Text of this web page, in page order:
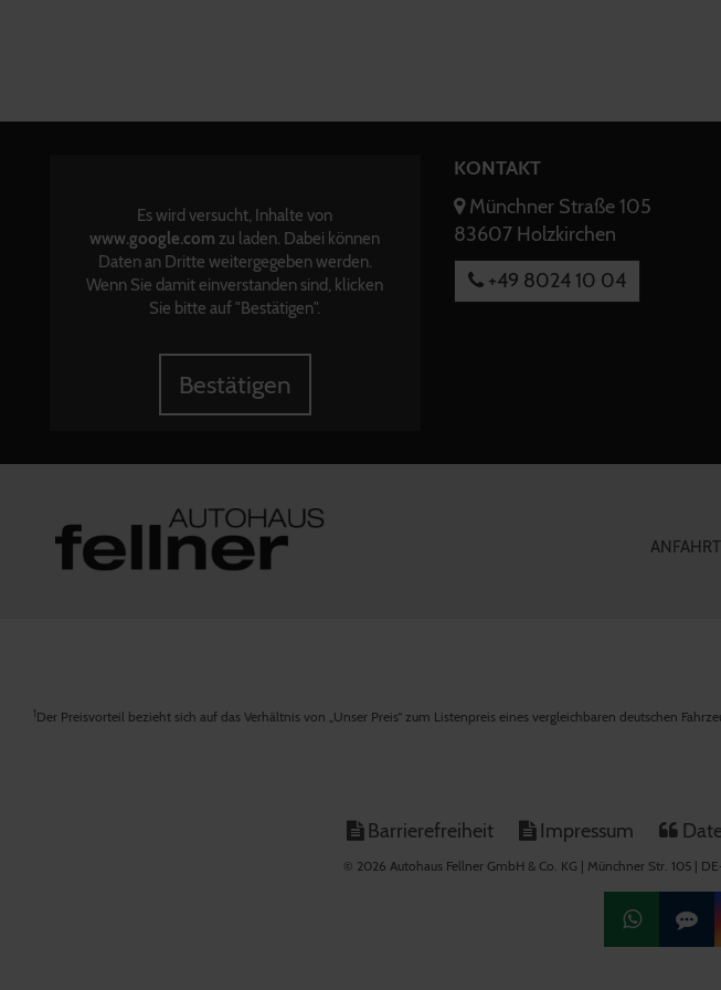
Es wird versucht, Inhalte von
www.google.com zu laden. Dabei können
Daten an Dritte weitergegeben werden.
Wenn Sie damit einverstanden sind, klicken
Sie bitte auf "Bestätigen".
Bestätigen
KONTAKT
Münchner Straße 105
83607 Holzkirchen
+49 8024 10 04
ANFAHRT
1Der Preisvorteil bezieht sich auf das Verhältnis von „Unser Preis“ zum Listenpreis eines vergleichbaren deutschen
Barrierefreiheit Impressum
© 2026 Autohaus Fellner GmbH & Co. KG | Münchner Str. 105 |